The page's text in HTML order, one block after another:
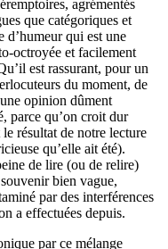
agrémentés
que catégoriques et
d’humeur qui est une
octroyée et facilement
est rassurant, pour un
du moment, de
opinion dûment
parce qu’on croit dur
résultat de notre lecture
qu’elle ait été).
de lire (ou de relire)
bien vague,
par des interférences
a effectuées depuis.
par ce mélange